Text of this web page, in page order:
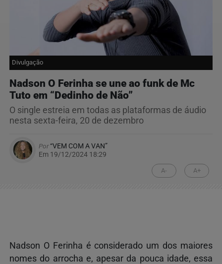
Divulgação
Nadson O Ferinha se une ao funk de Mc
Tuto em “Dedinho de Não”
O single estreia em todas as plataformas de áudio
nesta sexta-feira, 20 de dezembro
Por“VEM COM A VAN”
Em 19/12/2024 18:29
A- A+
Nadson O Ferinha é considerado um dos maiores
nomes do arrocha e, apesar da pouca idade, essa